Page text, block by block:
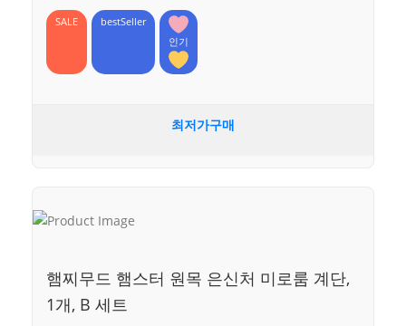
SALE
bestSeller
인기
최저가구매
햄찌무드 햄스터 원목 은신처 미로룸 계단,
1개, B 세트